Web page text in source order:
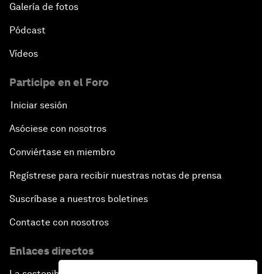
Galería de fotos
Pódcast
Vídeos
Participe en el Foro
Iniciar sesión
Asóciese con nosotros
Conviértase en miembro
Regístrese para recibir nuestras notas de prensa
Suscríbase a nuestros boletines
Contacte con nosotros
Enlaces directos